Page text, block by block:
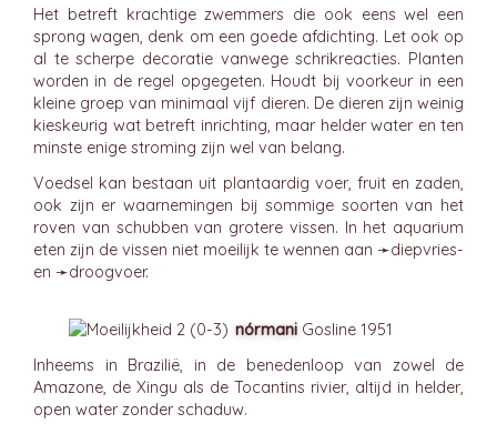
Het betreft krachtige zwemmers die ook eens wel een
sprong wagen, denk om een goede afdichting. Let ook op
al te scherpe decoratie vanwege schrikreacties. Planten
worden in de regel opgegeten. Houdt bij voorkeur in een
kleine groep van minimaal vijf dieren. De dieren zijn weinig
kieskeurig wat betreft inrichting, maar helder water en ten
minste enige stroming zijn wel van belang.
Voedsel kan bestaan uit plantaardig voer, fruit en zaden,
ook zijn er waarnemingen bij sommige soorten van het
roven van schubben van grotere vissen. In het aquarium
eten zijn de vissen niet moeilijk te wennen aan ➛diepvries-
en ➛droogvoer.
nórmani Gosline 1951
Inheems in Brazilië, in de benedenloop van zowel de
Amazone, de Xingu als de Tocantins rivier, altijd in helder,
open water zonder schaduw.